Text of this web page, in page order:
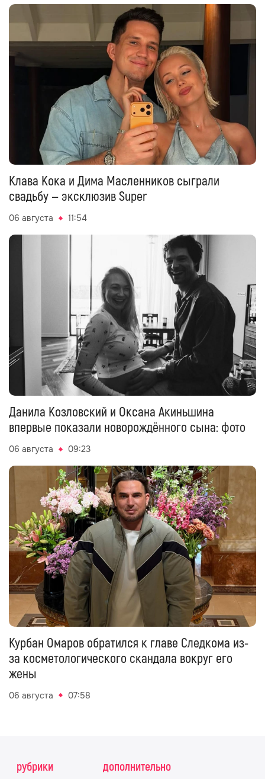
Клава Кока и Дима Масленников сыграли
свадьбу — эксклюзив Super
06 августа 11:54
Данила Козловский и Оксана Акиньшина
впервые показали новорождённого сына: фото
06 августа 09:23
Курбан Омаров обратился к главе Следкома из-
за косметологического скандала вокруг его
жены
06 августа 07:58
рубрики
дополнительно